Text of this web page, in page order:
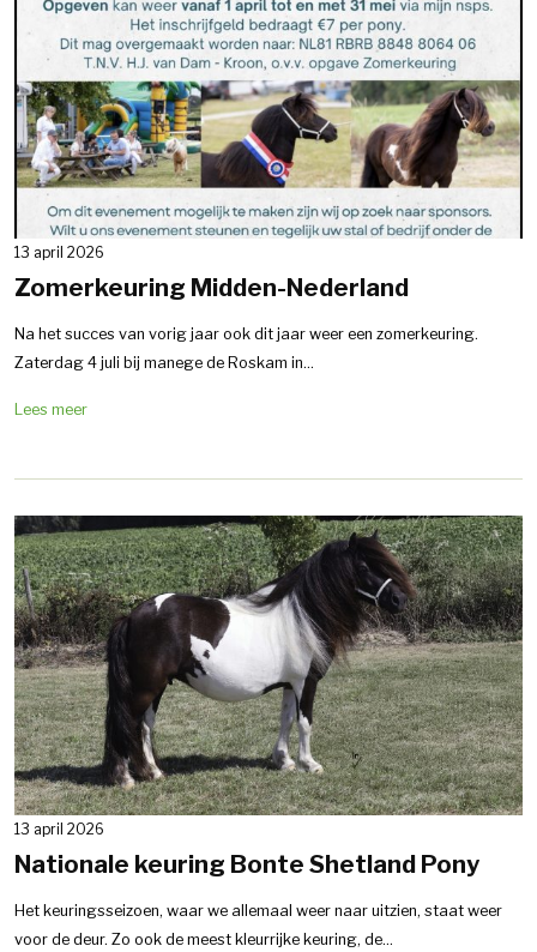
13 april 2026
Zomerkeuring Midden-Nederland
Na het succes van vorig jaar ook dit jaar weer een zomerkeuring.
Zaterdag 4 juli bij manege de Roskam in...
Lees meer
13 april 2026
Nationale keuring Bonte Shetland Pony
Het keuringsseizoen, waar we allemaal weer naar uitzien, staat weer
voor de deur. Zo ook de meest kleurrijke keuring, de...